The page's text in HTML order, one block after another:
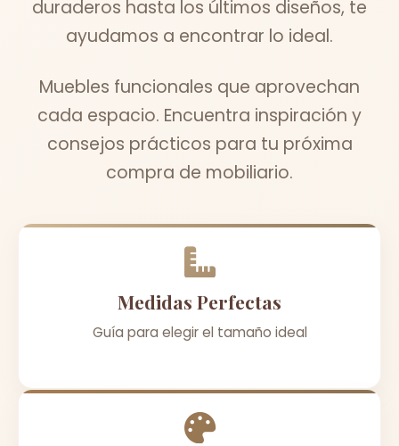
duraderos hasta los últimos diseños, te
ayudamos a encontrar lo ideal.
Muebles funcionales que aprovechan
cada espacio. Encuentra inspiración y
consejos prácticos para tu próxima
compra de mobiliario.
Medidas Perfectas
Guía para elegir el tamaño ideal